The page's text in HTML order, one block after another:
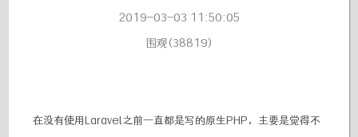
2019-03-03 11:50:05
围观(38819)
在没有使用Laravel之前一直都是写的原生PHP，主要是觉得不